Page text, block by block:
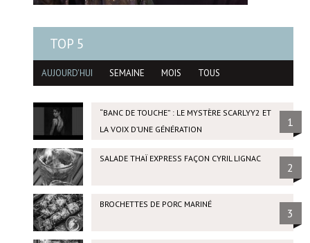
TOP 5
AUJOURD'HUI SEMAINE MOIS TOUS
“BANC DE TOUCHE” : LE MYSTÈRE SCARLYY2 ET
LA VOIX D’UNE GÉNÉRATION
1
SALADE THAÏ EXPRESS FAÇON CYRIL LIGNAC
2
BROCHETTES DE PORC MARINÉ
3